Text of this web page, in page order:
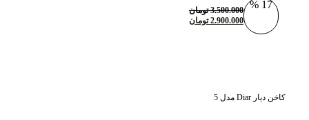
17 %
3.500.000 تومان
2.900.000 تومان
کاخن دیار Diar مدل 5